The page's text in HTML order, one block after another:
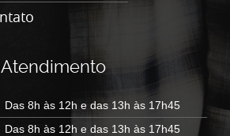
Atendimento
Das 8h às 12h e das 13h às 17h45
Das 8h às 12h e das 13h às 17h45